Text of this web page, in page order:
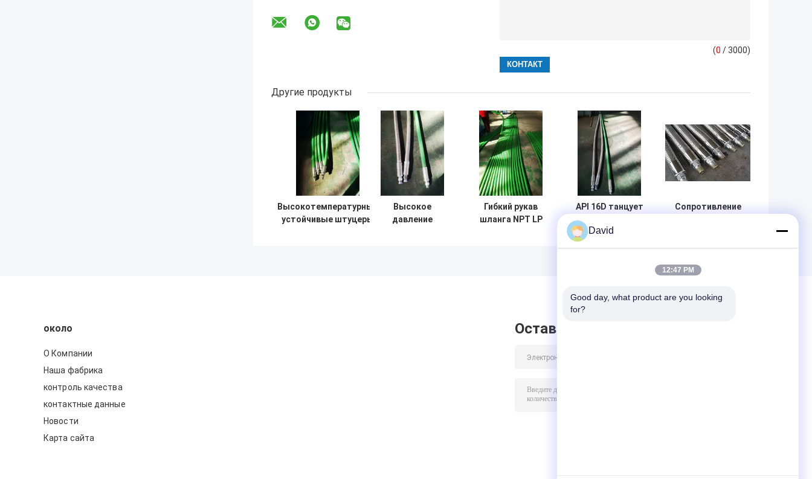
(0 / 3000)
Другие продукты
Высокотемпературные
устойчивые штуцеры
Высокое
давление
Гибкий рукав
шланга NPT LP
API 16D танцует
сверля шланг
гидросистемы
Сопротивление
Armored
около
О Компании
Наша фабрика
контроль качества
контактные данные
Новости
Карта сайта
Оставить сообщение
David
12:47 PM
Good day, what product are you looking
for?